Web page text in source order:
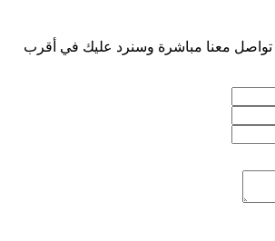
تواصل معنا مباشرة وسنرد عليك في أقرب